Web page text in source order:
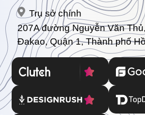
Trụ sở chính
207A đường Nguyễn Văn
Đakao, Quận 1, Thành phố